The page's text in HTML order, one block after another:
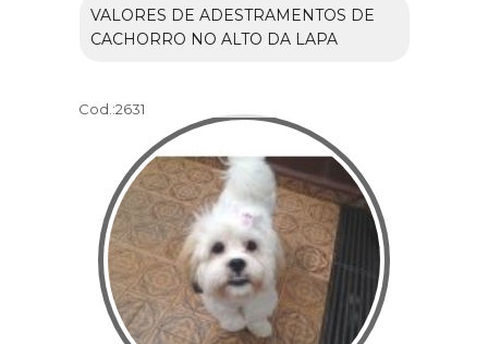
VALORES DE ADESTRAMENTOS DE
CACHORRO NO ALTO DA LAPA
Cod.:2631